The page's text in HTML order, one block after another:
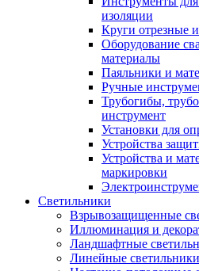
изоляции
Круги отрезные
Оборудование
материалы
Паяльники и
Ручные
Трубогибы,
инструмент
Установки для
Устройства
Устройства и
маркировки
Светильники
Взрывозащищенные
Иллюминация и
Ландшафтные
Линейные светильники